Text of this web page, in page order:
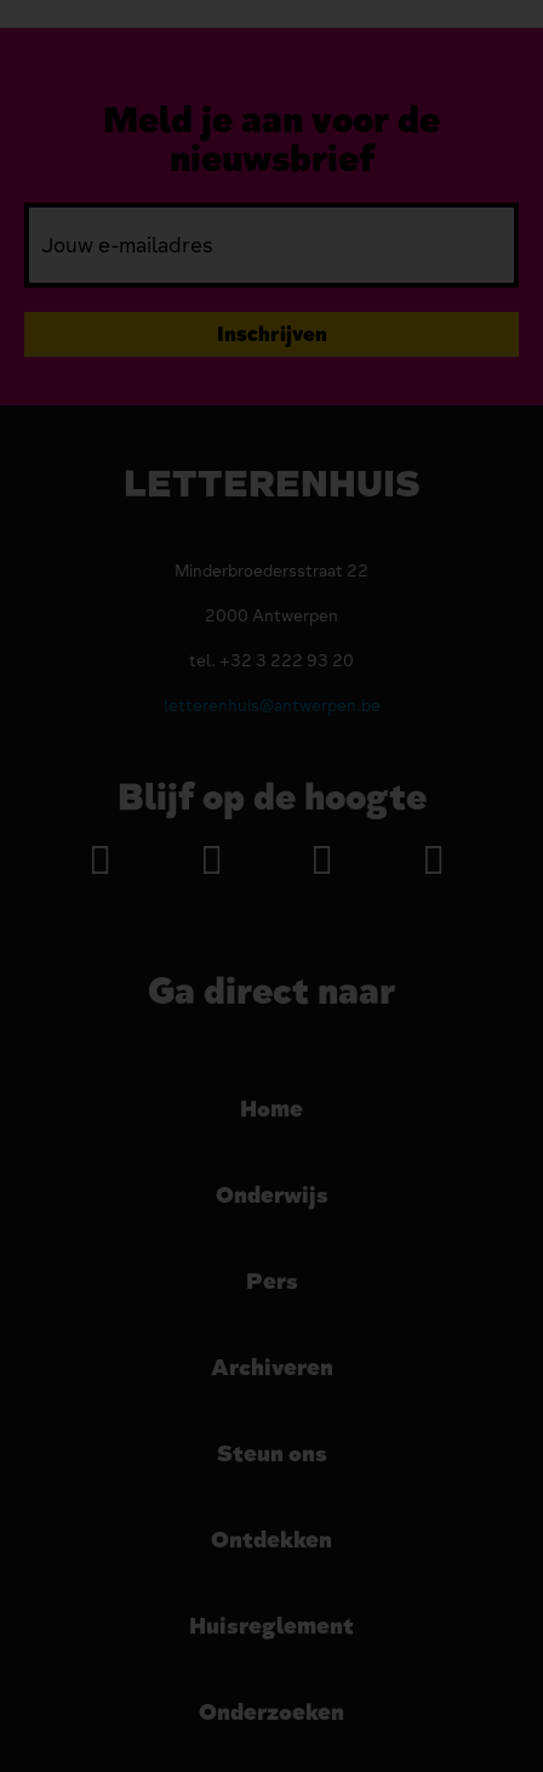
Meld je aan voor de
nieuwsbrief
LETTERENHUIS
Minderbroedersstraat 22
2000 Antwerpen
tel. +32 3 222 93 20
letterenhuis@antwerpen.be
Blijf op de hoogte
Ga direct naar
Home
Onderwijs
Pers
Archiveren
Steun ons
Ontdekken
Huisreglement
Onderzoeken